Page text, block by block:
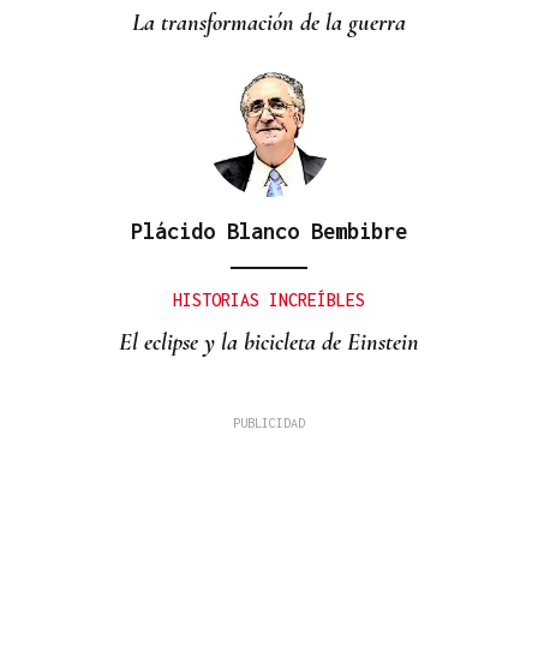
La transformación de la guerra
Plácido Blanco Bembibre
HISTORIAS INCREÍBLES
El eclipse y la bicicleta de Einstein